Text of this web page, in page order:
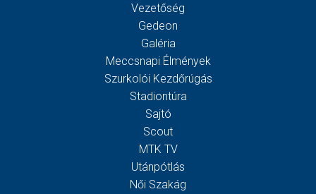
Vezetőség
Gedeon
Galéria
Meccsnapi Élmények
Szurkolói Kezdőrúgás
Stadiontúra
Sajtó
Scout
MTK TV
Utánpótlás
Női Szakág